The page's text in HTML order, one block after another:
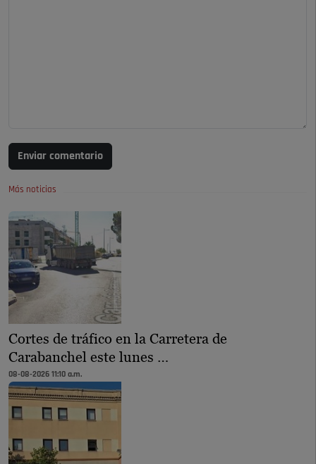
Enviar comentario
Más noticias
Cortes de tráfico en la Carretera de
Carabanchel este lunes …
08-08-2026 11:10 a.m.